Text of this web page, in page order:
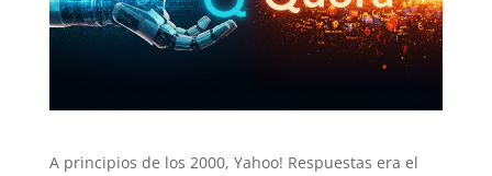
A principios de los 2000, Yahoo! Respuestas era el